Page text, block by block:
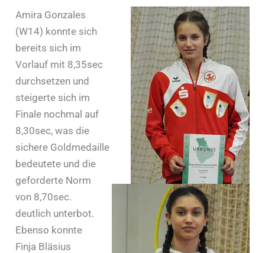
Amira Gonzales
(W14) konnte sich
bereits sich im
Vorlauf mit 8,35sec
durchsetzen und
steigerte sich im
Finale nochmal auf
8,30sec, was die
sichere Goldmedaille
bedeutete und die
geforderte Norm
von 8,70sec.
deutlich unterbot.
Ebenso konnte
Finja Bläsius